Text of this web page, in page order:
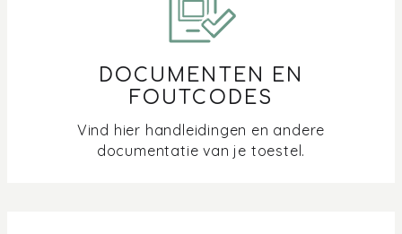
Waar kan ik het kookboek Stoomze / Bakze
Waar meet de kernthermometer de temperatuur?
Waar vind ik een handleiding van mijn Pelgrim oven of
DOCUMENTEN EN
FOUTCODES
Vind hier handleidingen en andere
documentatie van je toestel.